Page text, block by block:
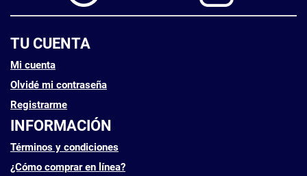
TU CUENTA
Mi cuenta
Olvidé mi contraseña
Registrarme
INFORMACIÓN
Términos y condiciones
¿Cómo comprar en línea?